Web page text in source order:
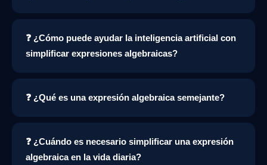
❓ ¿Cómo puede ayudar la inteligencia artificial con
simplificar expresiones algebraicas?
❓ ¿Qué es una expresión algebraica semejante?
❓ ¿Cuándo es necesario simplificar una expresión
algebraica en la vida diaria?